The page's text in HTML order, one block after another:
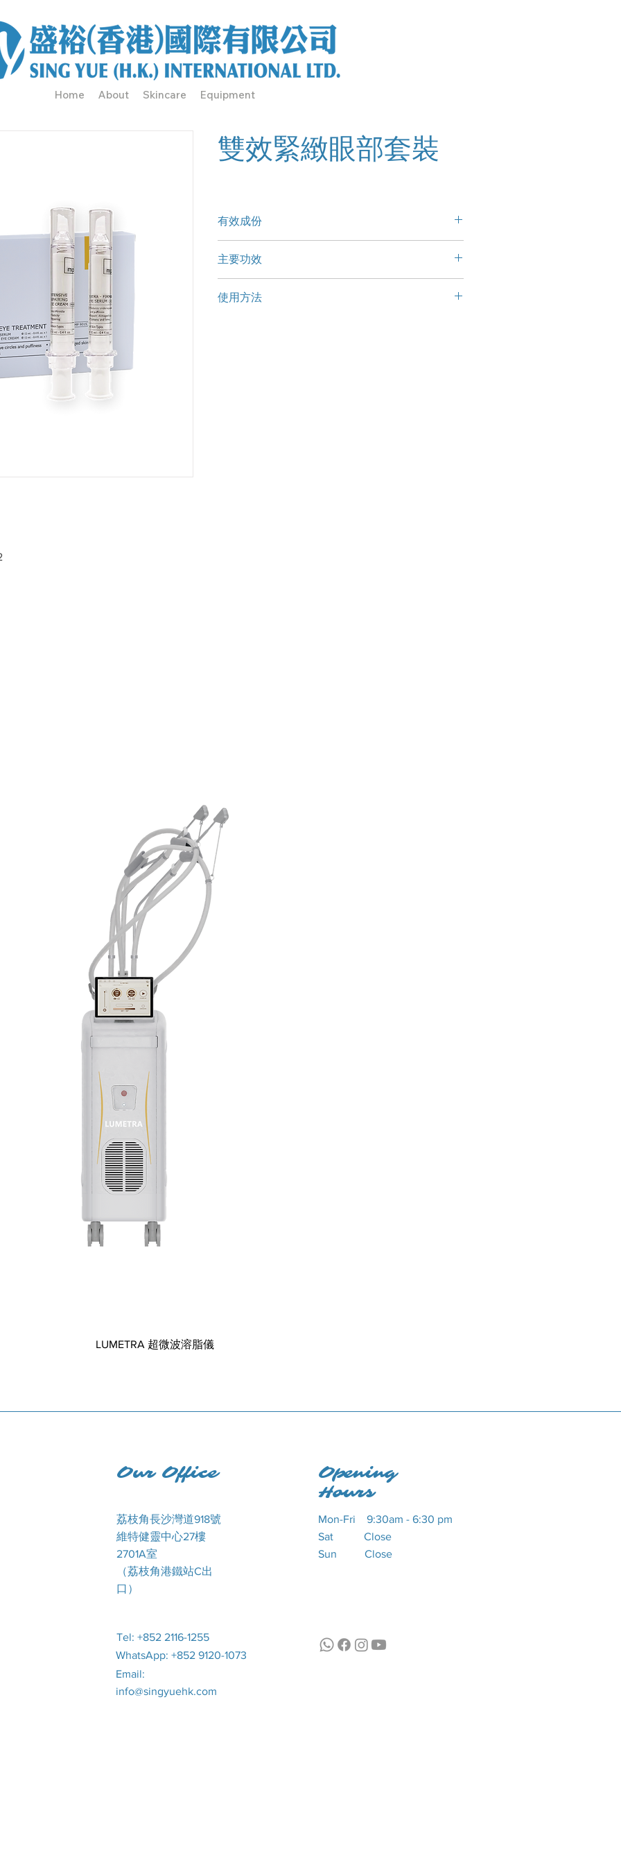
Home About Skincare Equipment
雙效緊緻眼部套裝
有效成份
草萃取物、
REGU®-AGE、Caviar魚子、四肽
主要功效
退幼紋及預防黑眼圈。有效保護皮膚的膠原質和彈
使用方法
LUMETRA 超微波溶脂儀
Our Office
荔枝角長沙灣道918號
維特健靈中心27樓
2701A室
（荔枝角港鐵站C出
口）
Tel: +852 2116-1255
WhatsApp: +852 9120-1073
Opening
Hours
Mon-Fri 9:30am - 6:30 pm
Sat Close
Sun Close
Email:
info@singyuehk.com